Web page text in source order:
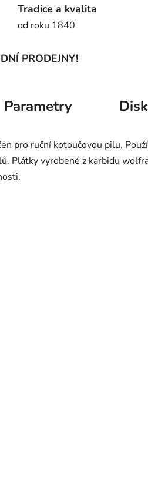
Tradice a kvalita
od roku 1840
PRODEJNY!
Parametry
pro ruční kotoučovou pilu.
Plátky vyrobené z karbidu